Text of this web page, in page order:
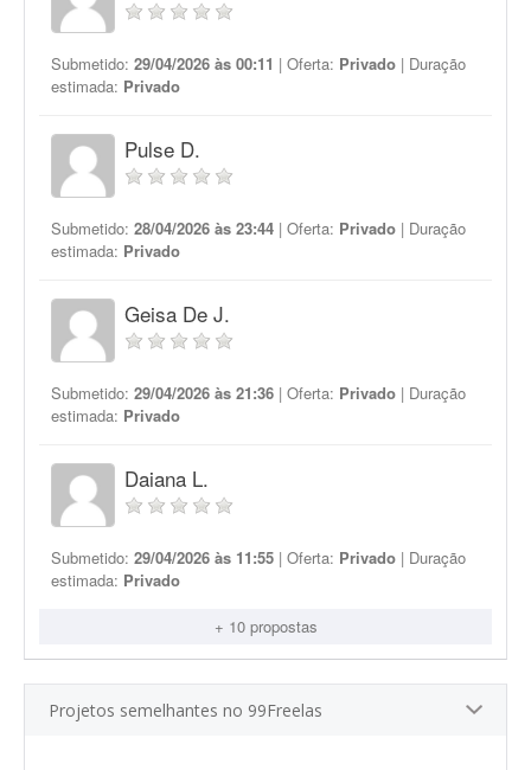
Submetido: 29/04/2026 às 00:11 | Oferta: Privado | Duração
estimada: Privado
Pulse D.
Submetido: 28/04/2026 às 23:44 | Oferta: Privado | Duração
estimada: Privado
Geisa De J.
Submetido: 29/04/2026 às 21:36 | Oferta: Privado | Duração
estimada: Privado
Daiana L.
Submetido: 29/04/2026 às 11:55 | Oferta: Privado | Duração
estimada: Privado
+ 10 propostas
Projetos semelhantes no 99Freelas